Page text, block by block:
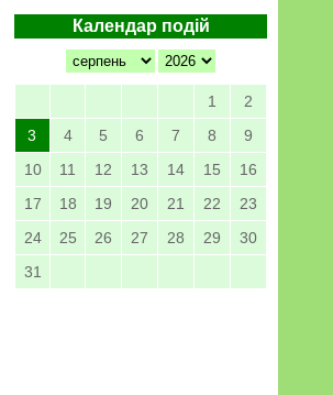
Календар подій
1
2
3
4 5 6 7 8
9
10
11 12 13 14 15
16
17
18 19 20 21 22
23
24
25 26 27 28 29
30
31